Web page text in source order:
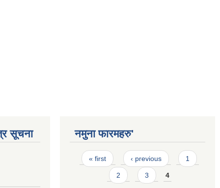
सूचना नमुना फारमहरु'
Pages
« first ‹ previous 1
2 3 4